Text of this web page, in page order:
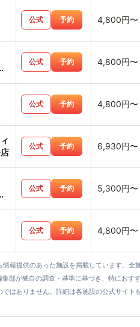
公式 予約 4,800円〜
公式 予約 4,800円〜
公式 予約 4,800円〜
公式 予約 6,930円〜
公式 予約 5,300円〜
公式 予約 4,800円〜
報提供のあった施設を掲載しています。全
部が独自の調査・基準に基づき、特におすす
はありません。詳細は各施設の公式サイト